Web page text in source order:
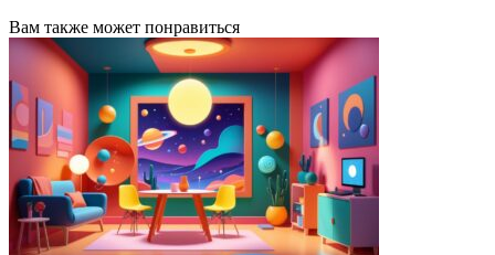
Вам также может понравиться